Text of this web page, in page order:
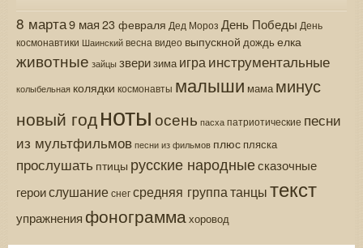
8 марта9 мая 23 февраля Дед Мороз День Победы День
космонавтики Шаинскийвесна видео выпускной дождь елка
животные зайцы зверизима играинструментальные
колыбельная колядки космонавты малыши мама минус
новый годнотыосень пасха патриотические песни
из мультфильмов песни из фильмов плюс пляска
прослушать птицы русские народныесказочные
героислушаниеснегсредняя группатанцытекст
упражнения фонограммахоровод